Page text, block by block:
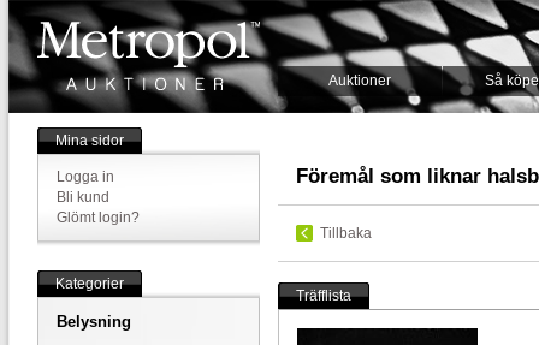
Auktioner Så
Mina sidor
Logga in
Bli kund
Glömt login?
Kategorier
Belysning
Föremål som liknar
Tillbaka
Träfflista